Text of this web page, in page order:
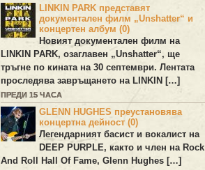
LINKIN PARK представят
документален филм „Unshatter“ и
концертен албум (0)
Новият документален филм на
LINKIN PARK, озаглавен „Unshatter“, ще
тръгне по кината на 30 септември. Лентата
проследява завръщането наLINKIN […]
ПРЕДИ 15 ЧАСА
GLENN HUGHES преустановява
концертна дейност (0)
Легендарният басист и вокалист на
DEEP PURPLE, както и член на Rock
And Roll Hall Of Fame, Glenn Hughes […]